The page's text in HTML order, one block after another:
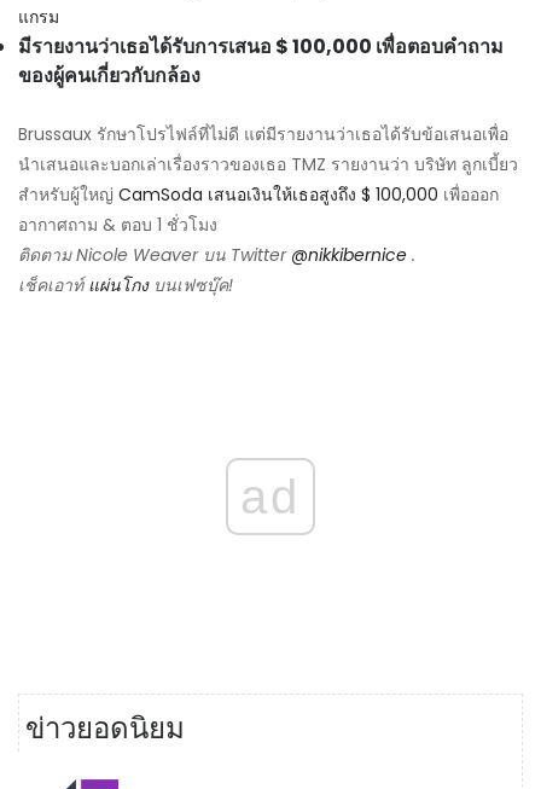
แกรม
มีรายงานว่าเธอได้รับการเสนอ $ 100,000 เพื่อตอบคำถาม
ของผู้คนเกี่ยวกับกล้อง
Brussaux รักษาโปรไฟล์ที่ไม่ดี แต่มีรายงานว่าเธอได้รับข้อเสนอเพื่อ
นำเสนอและบอกเล่าเรื่องราวของเธอ TMZ รายงานว่า บริษัท ลูกเบี้ยว
สำหรับผู้ใหญ่ CamSoda เสนอเงินให้เธอสูงถึง $ 100,000 เพื่อออก
อากาศถาม & ตอบ 1 ชั่วโมง
ติดตาม Nicole Weaver บน Twitter @nikkibernice .
เช็คเอาท์ แผ่นโกง บนเฟซบุ๊ค!
ad
ข่าวยอดนิยม